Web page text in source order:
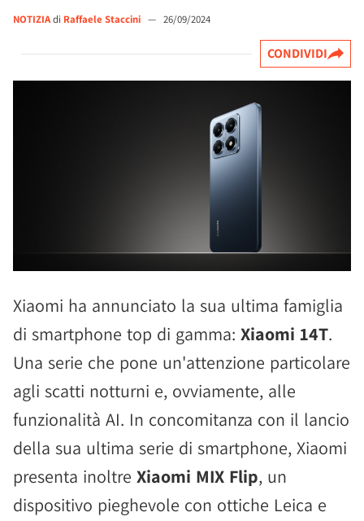
NOTIZIAdi Raffaele Staccini — 26/09/2024
CONDIVIDI
Xiaomi ha annunciato la sua ultima famiglia
di smartphone top di gamma: Xiaomi 14T.
Una serie che pone un'attenzione particolare
agli scatti notturni e, ovviamente, alle
funzionalità AI. In concomitanza con il lancio
della sua ultima serie di smartphone, Xiaomi
presenta inoltre Xiaomi MIX Flip, un
dispositivo pieghevole con ottiche Leica e